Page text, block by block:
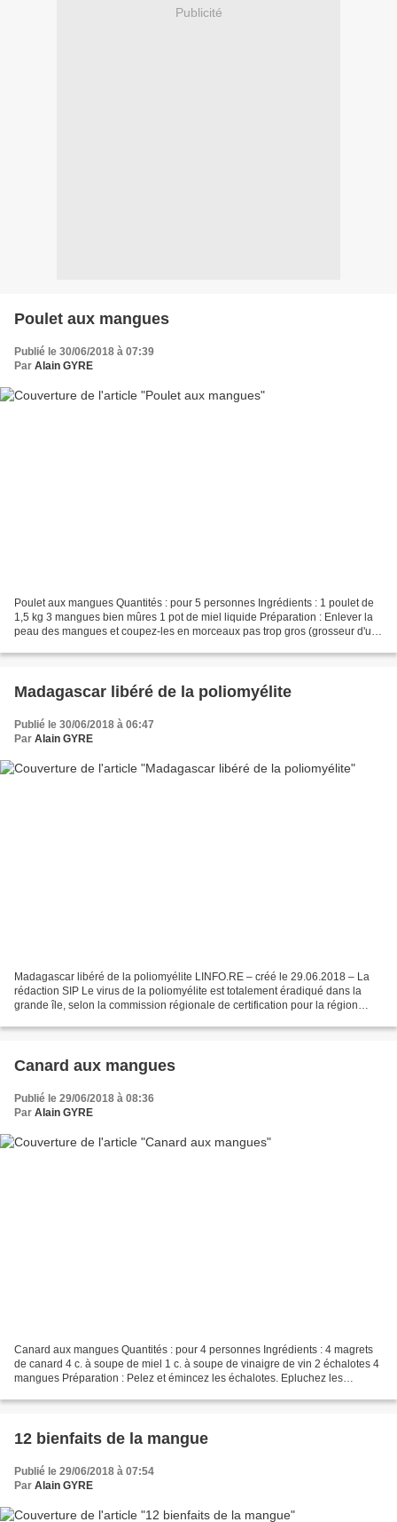
Publicité
Poulet aux mangues
Publié le 30/06/2018 à 07:39
Par Alain GYRE
Poulet aux mangues Quantités : pour 5 personnes Ingrédients : 1 poulet de
1,5 kg 3 mangues bien mûres 1 pot de miel liquide Préparation : Enlever la
peau des mangues et coupez-les en morceaux pas trop gros (grosseur d'un
Madagascar libéré de la poliomyélite
Publié le 30/06/2018 à 06:47
Par Alain GYRE
Madagascar libéré de la poliomyélite LINFO.RE – créé le 29.06.2018 – La
rédaction SIP Le virus de la poliomyélite est totalement éradiqué dans la
grande île, selon la commission régionale de certification pour la région
Canard aux mangues
Publié le 29/06/2018 à 08:36
Par Alain GYRE
Canard aux mangues Quantités : pour 4 personnes Ingrédients : 4 magrets
de canard 4 c. à soupe de miel 1 c. à soupe de vinaigre de vin 2 échalotes 4
mangues Préparation : Pelez et émincez les échalotes. Epluchez les
12 bienfaits de la mangue
Publié le 29/06/2018 à 07:54
Par Alain GYRE